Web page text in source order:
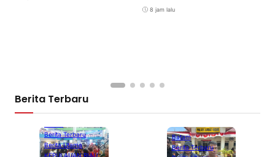
8 jam lalu
Berita Terbaru
Berita Terbaru
Berita Utama
KEPULAUAN RIAU
Batam
Berita Terbaru